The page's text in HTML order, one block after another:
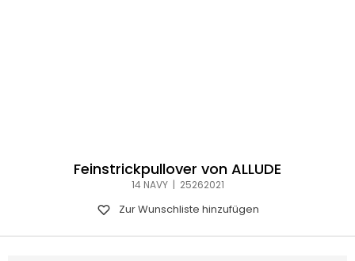
Feinstrickpullover von ALLUDE
14 NAVY | 25262021
Zur Wunschliste hinzufügen